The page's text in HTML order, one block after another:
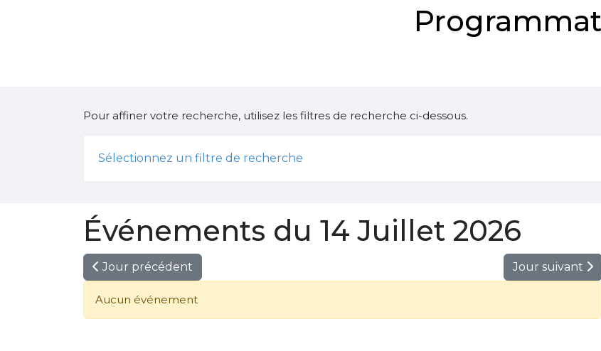
Pour affiner votre recherche, utilisez les filtres de recherche ci-dessous.
Sélectionnez un filtre de recherche
Événements du 14 Juillet 2026
Jour précédent Jour suivant
Aucun événement